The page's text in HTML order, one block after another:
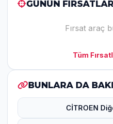
GÜNÜN
Fırsat araç
Tüm
BUNLARA DA
CİTROEN